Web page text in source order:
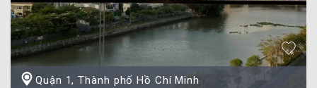
Quận 1, Thành phố Hồ Chí Minh